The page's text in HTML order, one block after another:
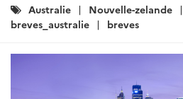
Catégories
:
Australie Nouvelle-zelande
breves_australie
breves